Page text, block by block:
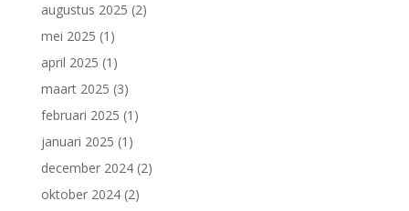
augustus 2025 (2)
mei 2025 (1)
april 2025 (1)
maart 2025 (3)
februari 2025 (1)
januari 2025 (1)
december 2024 (2)
oktober 2024 (2)